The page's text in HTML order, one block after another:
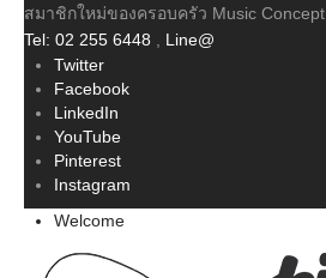
สมาชิกใหม่ของครอบครัว Music Concept
Tel: 02 255 6448
Line@
Twitter
Facebook
LinkedIn
YouTube
Pinterest
Instagram
Welcome